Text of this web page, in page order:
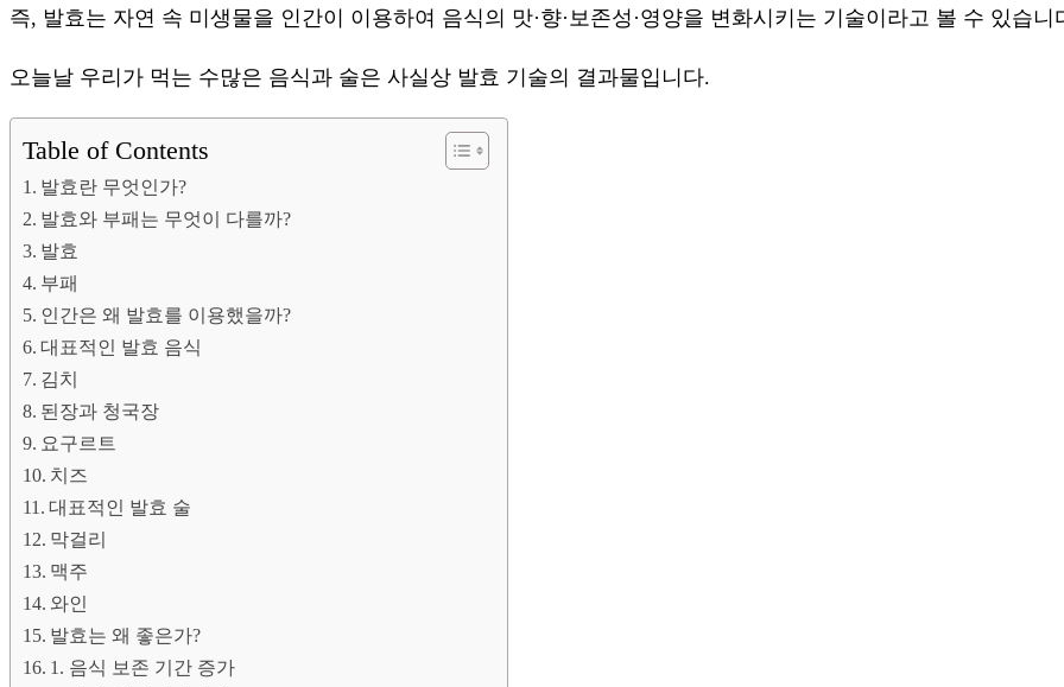
즉, 발효는 자연 속 미생물을 인간이 이용하여 음식의 맛·향·보존성·영양을 변화시키는 기술이라고 볼 수 있습니
오늘날 우리가 먹는 수많은 음식과 술은 사실상 발효 기술의 결과물입니다.
Table of Contents
발효란 무엇인가?
발효와 부패는 무엇이 다를까?
발효
부패
인간은 왜 발효를 이용했을까?
대표적인 발효 음식
김치
된장과 청국장
요구르트
치즈
대표적인 발효 술
막걸리
맥주
와인
발효는 왜 좋은가?
1. 음식 보존 기간 증가